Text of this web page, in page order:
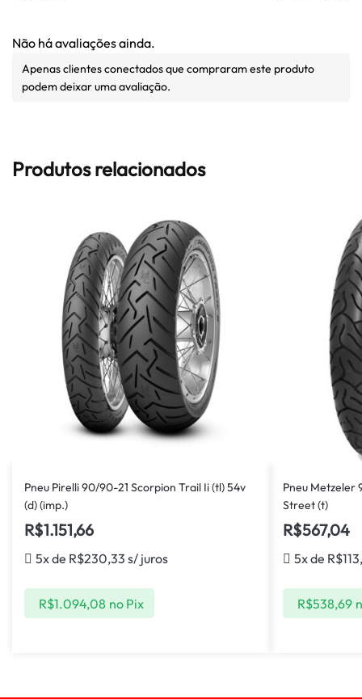
Não há avaliações ainda.
Apenas clientes conectados que compraram este produto
podem deixar uma avaliação.
Produtos relacionados
Pneu Pirelli 90/90-21 Scorpion Trail Ii (tl) 54v
(d) (imp.)
R$1.151,66
5x de R$230,33 s/ juros
R$1.094,08 no Pix
Pneu Metzeler
Street (t)
R$567,04
5x de R$
R$538,69